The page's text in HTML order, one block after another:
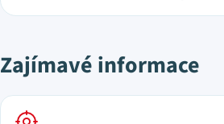
Zajímavé informace